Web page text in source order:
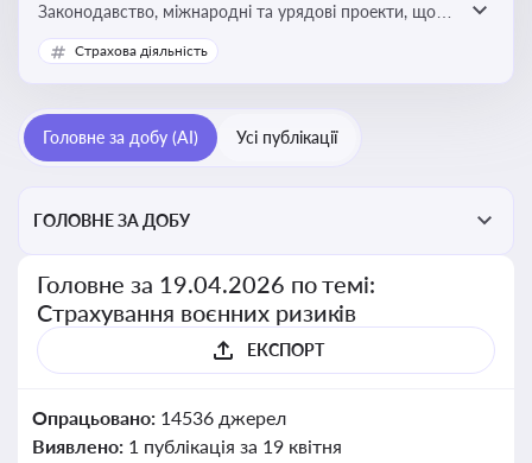
Законодавство, міжнародні та урядові проекти, що
визначають та знижують воєнні ризики для власників
майна, боржників та кредиторів
Страхова діяльність
Головне за добу (AI) Усі публікації
ГОЛОВНЕ ЗА ДОБУ
Головне за 19.04.2026 по темі:
Страхування воєнних ризиків
ЕКСПОРТ
Опрацьовано: 14536 джерел
Виявлено: 1 публікація за 19 квітня